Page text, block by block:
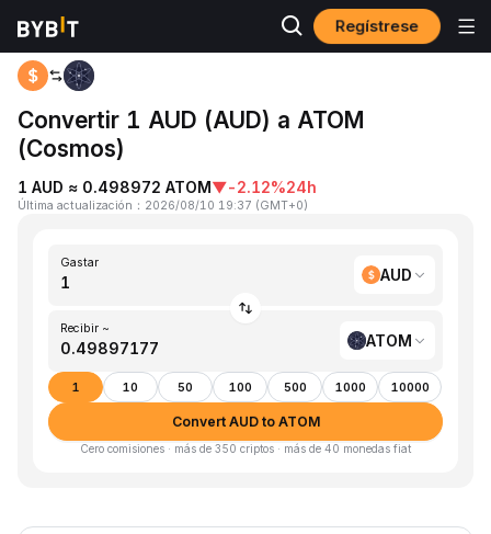
Regístrese
Inicio AUD to ATOM
Convertir 1 AUD (AUD) a ATOM
(Cosmos)
1 AUD ≈ 0.498972 ATOM▼-2.12%24h
Última actualización ： 2026/08/10 19:37 (GMT+0)
Gastar
AUD
Recibir ~
ATOM
1 10 50 100 500 1000 10000
Convert AUD to ATOM
Cero comisiones · más de 350 criptos · más de 40 monedas fiat